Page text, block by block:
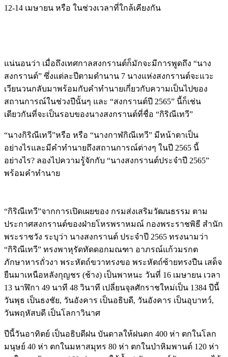
12-14 เมษายน หรือ ในช่วงเวลาที่ใกล้เคียงกัน
แน่นอนว่า เมื่อถึงเทศกาลสงกรานต์ก็มักจะมีการพูดถึง “นาง
สงกรานต์” ซึ่งแต่ละปีตามตำนาน 7 นางแห่งสงกรานต์จะแวะ
เวียนวนกลับมาพร้อมกับคำทำนายเกี่ยวกับความเป็นไปของ
สถานการณ์ในช่วงปีนั้นๆ และ “สงกรานต์ปี 2565” นี้ก็เช่น
เดียวกันที่จะเป็นรอบของนางสงกรานต์ที่ชื่อ “กิริณีเทวี”
“นางกิริณีเทวี”หรือ หรือ “นางกาฬกิณีเทวี” มีหน้าตาเป็น
อย่างไรและมีคำทำนายถึงสถานการณ์ต่างๆ ในปี 2565 นี้
อย่างไร? ลองไปความรู้จักกับ “นางสงกรานต์ประจำปี 2565”
พร้อมคำทำนาย
“กิริณีเทวี”จากการเปิดเผยของ กรมส่งเสริมวัฒนธรรม ตาม
ประกาศสงกรานต์ของฝ่ายโหรพราหมณ์ กองพระราชพิธี สำนัก
พระราชวัง ระบุว่า นางสงกรานต์ ประจำปี 2565 ทรงนามว่า
“กิริณีเทวี” ทรงพาหุรัดทัดดอกมณฑา อาภรณ์แก้วมรกต
ภักษาหารถั่วงา พระหัตถ์ขวาทรงขอ พระหัตถ์ซ้ายทรงปืน เสด็จ
ยืนมาเหนือหลังกุญชร (ช้าง) เป็นพาหนะ วันที่ 16 เมษายน เวลา
13 นาฬิกา 49 นาที 48 วินาที เปลี่ยนจุลศักราชใหม่เป็น 1384 ปีนี้
วันพุธ เป็นธงชัย, วันอังคาร เป็นอธิบดี, วันอังคาร เป็นอุบาทว์,
วันพฤหัสบดี เป็นโลกาวินาศ
ปีนี้วันอาทิตย์ เป็นอธิบดีฝน บันดาลให้ฝนตก 400 ห่า ตกในโลก
มนุษย์ 40 ห่า ตกในมหาสมุทร 80 ห่า ตกในป่าหิมพานต์ 120 ห่า